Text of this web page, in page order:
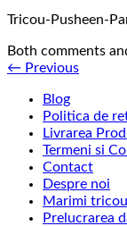
Tricou-Pusheen-
Both comments
← Previous
Blog
Politica de
Livrarea
Termeni si
Contact
Despre noi
Marimi
Prelucrarea